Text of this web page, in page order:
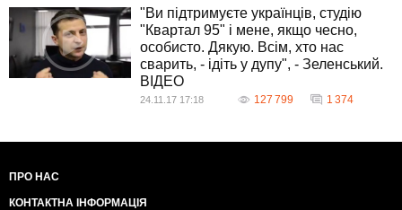
"Ви підтримуєте українців, студію
"Квартал 95" і мене, якщо чесно,
особисто. Дякую. Всім, хто нас
сварить, - ідіть у дупу", - Зеленський.
ВIДЕО
24.11.17 17:18 127 799 1 374
ПРО НАС
КОНТАКТНА ІНФОРМАЦІЯ